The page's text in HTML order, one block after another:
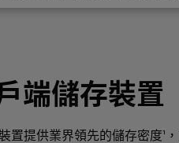
端儲存裝置
置提供業界領先的儲存密度¹